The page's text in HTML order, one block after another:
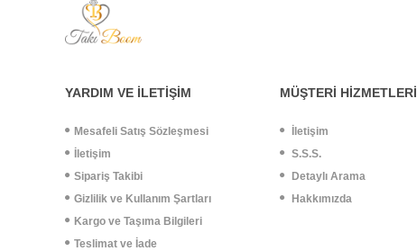
Damla Taşlı Gümüş Kolye
Davut Yıldızı Gümüş Kolye
Deniz Kabuğu Gümüş Kolye
Deniz Yıldızı Gümüş Kolye
Doğal Taşlı Gümüş Kolyeler
Ekmek Gümüş Kolye
YARDIM VE İLETİŞİM
Mesafeli Satış Sözleşmesi
İletişim
Sipariş Takibi
Gizlilik ve Kullanım Şartları
Kargo ve Taşıma Bilgileri
Teslimat ve İade
MÜŞTERİ HİZMETLERİ
İletişim
S.S.S.
Detaylı Arama
Hakkımızda